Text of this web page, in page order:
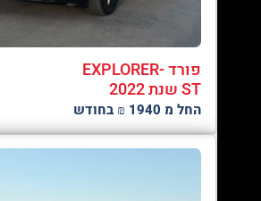
פורד EXPLORER-
ST שנת 2022
החל מ 1940 ₪ בחודש